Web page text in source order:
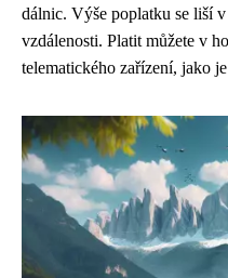
dálnic. Výše poplatku se liší
vzdálenosti. Platit můžete v
telematického zařízení, jako